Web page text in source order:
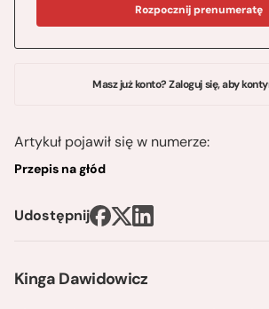
Kinga Dawidowicz
Rozpocznij prenumeratę
Masz już konto? Zaloguj się, aby
Artykuł pojawił się w numerze:
Przepis na głód
Udostępnij